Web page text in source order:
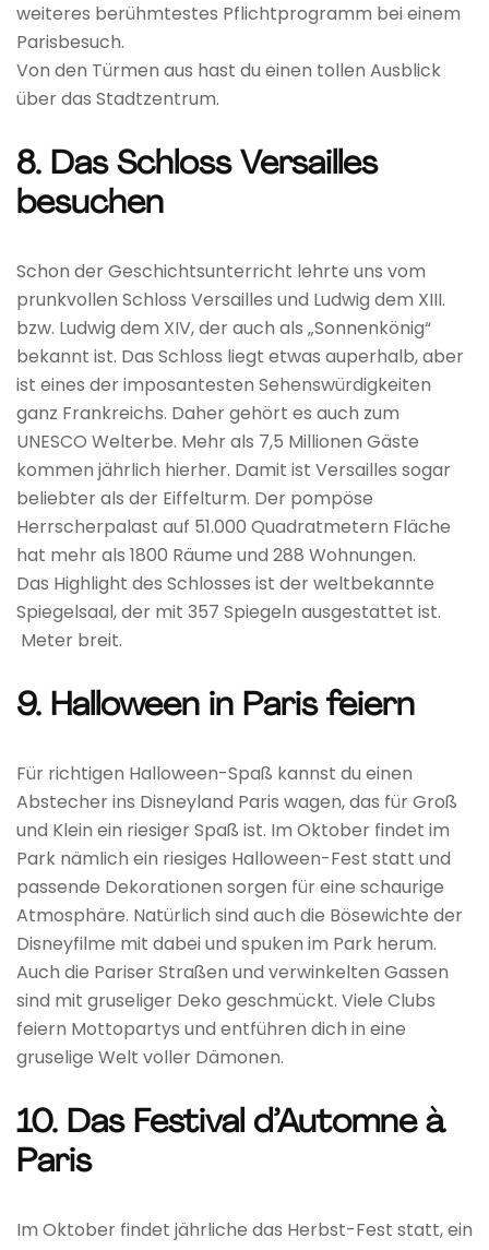
weiteres berühmtestes Pflichtprogramm bei einem
Parisbesuch.
Von den Türmen aus hast du einen tollen Ausblick
über das Stadtzentrum.
8. Das Schloss Versailles
besuchen
Schon der Geschichtsunterricht lehrte uns vom
prunkvollen Schloss Versailles und Ludwig dem XIII.
bzw. Ludwig dem XIV, der auch als „Sonnenkönig“
bekannt ist. Das Schloss liegt etwas auperhalb, aber
ist eines der imposantesten Sehenswürdigkeiten
ganz Frankreichs. Daher gehört es auch zum
UNESCO Welterbe. Mehr als 7,5 Millionen Gäste
kommen jährlich hierher. Damit ist Versailles sogar
beliebter als der Eiffelturm. Der pompöse
Herrscherpalast auf 51.000 Quadratmetern Fläche
hat mehr als 1800 Räume und 288 Wohnungen.
Das Highlight des Schlosses ist der weltbekannte
Spiegelsaal, der mit 357 Spiegeln ausgestattet ist.
Meter breit.
9. Halloween in Paris feiern
Für richtigen Halloween-Spaß kannst du einen
Abstecher ins Disneyland Paris wagen, das für Groß
und Klein ein riesiger Spaß ist. Im Oktober findet im
Park nämlich ein riesiges Halloween-Fest statt und
passende Dekorationen sorgen für eine schaurige
Atmosphäre. Natürlich sind auch die Bösewichte der
Disneyfilme mit dabei und spuken im Park herum.
Auch die Pariser Straßen und verwinkelten Gassen
sind mit gruseliger Deko geschmückt. Viele Clubs
feiern Mottopartys und entführen dich in eine
gruselige Welt voller Dämonen.
10. Das Festival d’Automne à
Paris
Im Oktober findet jährliche das Herbst-Fest statt, ein